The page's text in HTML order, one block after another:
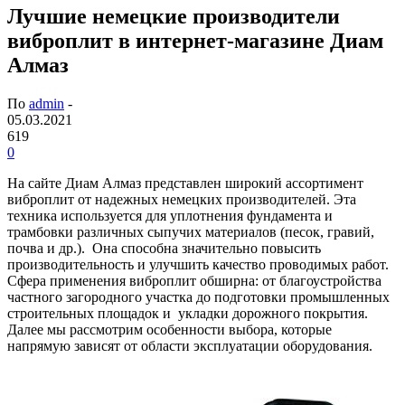
Лучшие немецкие производители
виброплит в интернет-магазине Диам
Алмаз
По admin -
05.03.2021
619
0
На сайте Диам Алмаз представлен широкий ассортимент
виброплит от надежных немецких производителей. Эта
техника используется для уплотнения фундамента и
трамбовки различных сыпучих материалов (песок, гравий,
почва и др.). Она способна значительно повысить
производительность и улучшить качество проводимых работ.
Сфера применения виброплит обширна: от благоустройства
частного загородного участка до подготовки промышленных
строительных площадок и укладки дорожного покрытия.
Далее мы рассмотрим особенности выбора, которые
напрямую зависят от области эксплуатации оборудования.